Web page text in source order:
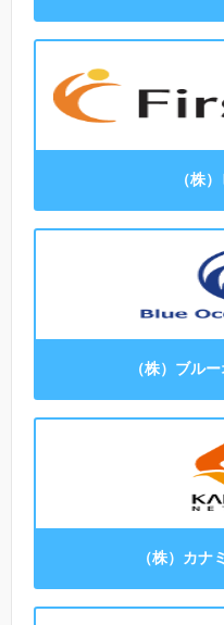
（株
（株）ブル
（株）カナ